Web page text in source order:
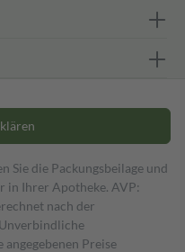
Sie die Packungsbeilage und
in Ihrer Apotheke. AVP:
nach der
Preise